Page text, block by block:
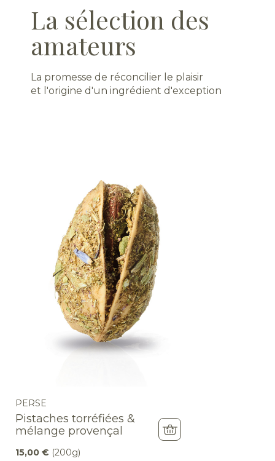
La sélection des
amateurs
La promesse de réconcilier le plaisir
et l'origine d'un ingrédient d'exception
PERSE
Pistaches torréfiées &
mélange provençal
15,00 € (200g)